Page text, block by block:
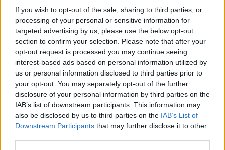
If you wish to opt-out of the sale, sharing to third parties, or
processing of your personal or sensitive information for
targeted advertising by us, please use the below opt-out
section to confirm your selection. Please note that after your
opt-out request is processed you may continue seeing
interest-based ads based on personal information utilized by
us or personal information disclosed to third parties prior to
your opt-out. You may separately opt-out of the further
disclosure of your personal information by third parties on the
IAB’s list of downstream participants. This information may
also be disclosed by us to third parties on the IAB’s List of
Downstream Participants that may further disclose it to other
μπαλκόνι
08:12
Η ΥΠΑ για τον εξοπλισμό αεροναυτιλίας στο νέο
αεροδρόμιο Καστελλίου
08:06
Σήμερα το τελευταίο αντίο στον Λάκη Χαλκιά
08:00
Πλήθος κόσμου στην προβολή της ταινίας
«Καποδίστριας» στα Υακίνθεια 2026